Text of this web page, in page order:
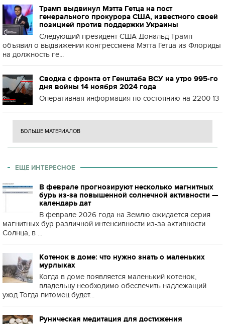
Трамп выдвинул Мэтта Гетца на пост
генерального прокурора США, известного своей
позицией против поддержки Украины
Следующий президент США Дональд Трамп
объявил о выдвижении конгрессмена Мэтта Гетца из Флориды
на должность ге...
Сводка с фронта от Генштаба ВСУ на утро 995-го
дня войны 14 ноября 2024 года
Оперативная информация по состоянию на 2200 13
БОЛЬШЕ МАТЕРИАЛОВ
ЕЩЕ ИНТЕРЕСНОЕ
В феврале прогнозируют несколько магнитных
бурь из-за повышенной солнечной активности —
календарь дат
В феврале 2026 года на Землю ожидается серия
магнитных бур различной интенсивности из-за активности
Солнца, в ...
Котенок в доме: что нужно знать о маленьких
мурлыках
Когда в доме появляется маленький котенок,
владельцу необходимо обеспечить надлежащий
уход Тогда питомец будет...
Руническая медитация для достижения